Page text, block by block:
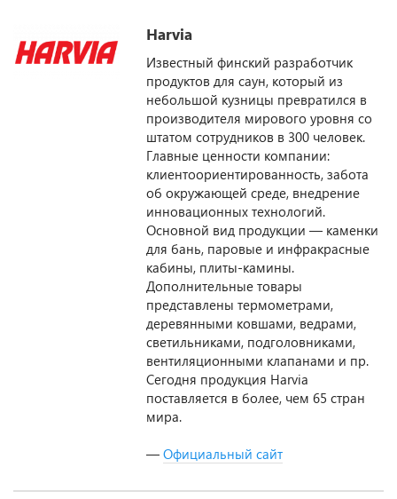
Harvia
Известный финский разработчик
продуктов для саун, который из
небольшой кузницы превратился в
производителя мирового уровня со
штатом сотрудников в 300 человек.
Главные ценности компании:
клиентоориентированность, забота
об окружающей среде, внедрение
инновационных технологий.
Основной вид продукции — каменки
для бань, паровые и инфракрасные
кабины, плиты-камины.
Дополнительные товары
представлены термометрами,
деревянными ковшами, ведрами,
светильниками, подголовниками,
вентиляционными клапанами и пр.
Сегодня продукция Harvia
поставляется в более, чем 65 стран
мира.
— Официальный сайт